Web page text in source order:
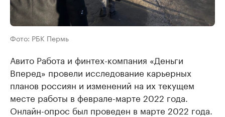
Фото: РБК Пермь
Авито Работа и финтех-компания «Деньги
Вперед» провели исследование карьерных
планов россиян и изменений на их текущем
месте работы в феврале-марте 2022 года.
Онлайн-опрос был проведен в марте 2022 года.